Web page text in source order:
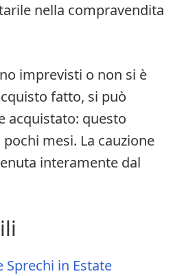
nella compravendita
imprevisti o non si è
fatto, si può
acquistato: questo
mesi. La cauzione
interamente dal
Sprechi in Estate